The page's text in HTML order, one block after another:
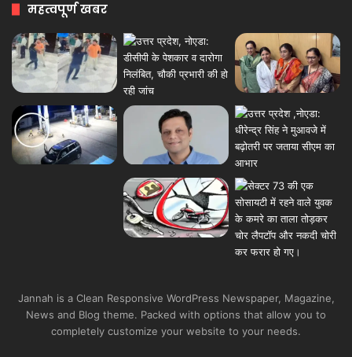
महत्वपूर्ण खबर
Jannah is a Clean Responsive WordPress Newspaper, Magazine,
News and Blog theme. Packed with options that allow you to
completely customize your website to your needs.